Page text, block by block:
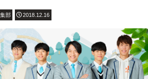
部 2018.12.16